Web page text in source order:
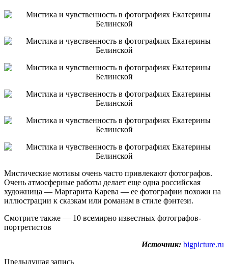
Мистические мотивы очень часто привлекают фотографов.
Очень атмосферные работы делает еще одна российская
художница — Маргарита Карева — ее фотографии похожи на
иллюстрации к сказкам или романам в стиле фэнтези.
Смотрите также — 10 всемирно известных фотографов-
портретистов
Источник: bigpicture.ru
Предыдущая запись